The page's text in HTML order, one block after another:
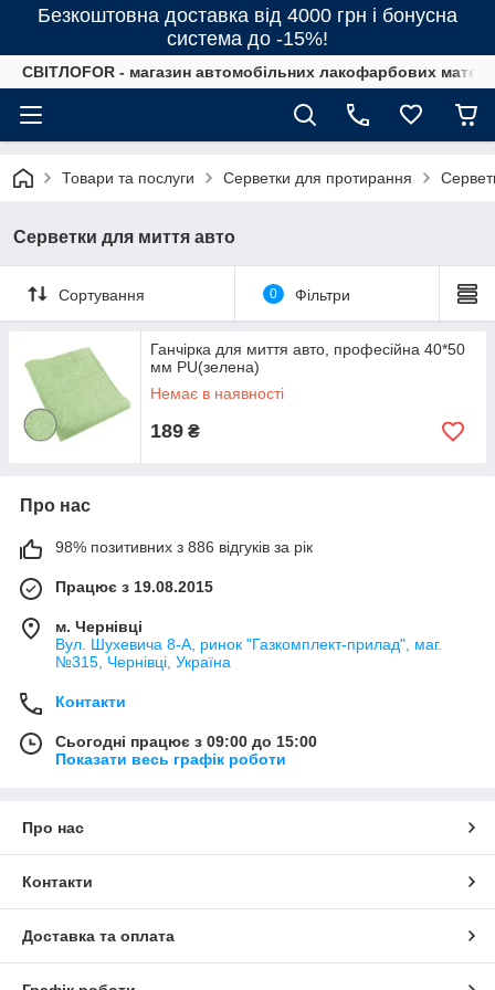
Безкоштовна доставка від 4000 грн і бонусна
система до -15%!
СВІТЛОFOR - магазин автомобільних лакофарбових
Товари та послуги Серветки для протирання
Серветки для миття авто
Сортування 0 Фільтри
Ганчірка для миття авто, професійна 40*50
мм PU(зелена)
Немає в наявності
189 ₴
Про нас
98% позитивних з 886 відгуків за рік
Працює з 19.08.2015
м. Чернівці
Вул. Шухевича 8-А, ринок "Газкомплект-прилад", маг.
№315, Чернівці, Україна
Контакти
Сьогодні працює з 09:00 до 15:00
Показати весь графік роботи
Про нас
Контакти
Доставка та оплата